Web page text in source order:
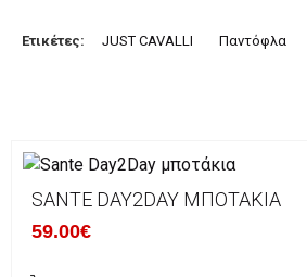
Ετικέτες: JUST CAVALLI Παντόφλα
SANTE DAY2DAY ΜΠΟΤΆΚΙΑ
59.00€